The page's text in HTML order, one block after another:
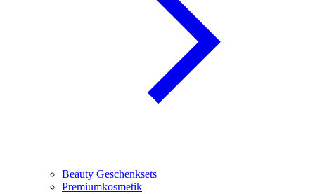
Beauty Geschenksets
Premiumkosmetik